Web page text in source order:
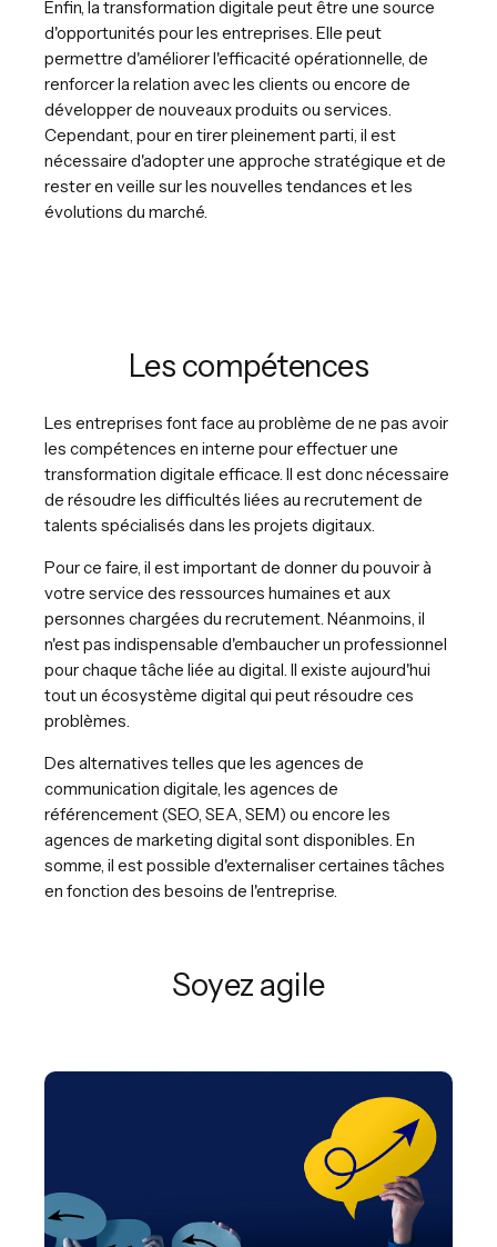
Enfin, la transformation digitale peut être une source
d'opportunités pour les entreprises. Elle peut
permettre d'améliorer l'efficacité opérationnelle, de
renforcer la relation avec les clients ou encore de
développer de nouveaux produits ou services.
Cependant, pour en tirer pleinement parti, il est
nécessaire d'adopter une approche stratégique et de
rester en veille sur les nouvelles tendances et les
évolutions du marché.
Les compétences
Les entreprises font face au problème de ne pas avoir
les compétences en interne pour effectuer une
transformation digitale efficace. Il est donc nécessaire
de résoudre les difficultés liées au recrutement de
talents spécialisés dans les projets digitaux.
Pour ce faire, il est important de donner du pouvoir à
votre service des ressources humaines et aux
personnes chargées du recrutement. Néanmoins, il
n'est pas indispensable d'embaucher un professionnel
pour chaque tâche liée au digital. Il existe aujourd'hui
tout un écosystème digital qui peut résoudre ces
problèmes.
Des alternatives telles que les agences de
communication digitale, les agences de
référencement (SEO, SEA, SEM) ou encore les
agences de marketing digital sont disponibles. En
somme, il est possible d'externaliser certaines tâches
en fonction des besoins de l'entreprise.
Soyez agile